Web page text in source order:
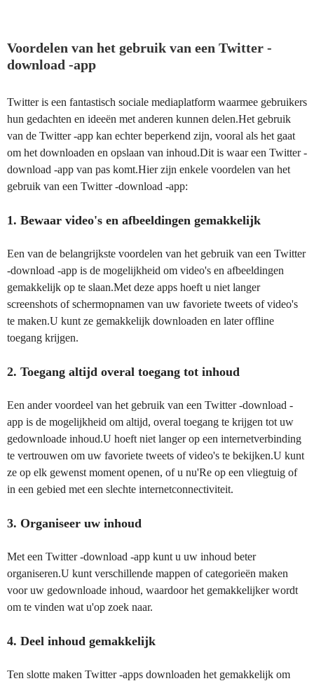
Voordelen van het gebruik van een Twitter -
download -app
Twitter is een fantastisch sociale mediaplatform waarmee gebruikers
hun gedachten en ideeën met anderen kunnen delen.Het gebruik
van de Twitter -app kan echter beperkend zijn, vooral als het gaat
om het downloaden en opslaan van inhoud.Dit is waar een Twitter -
download -app van pas komt.Hier zijn enkele voordelen van het
gebruik van een Twitter -download -app:
1. Bewaar video's en afbeeldingen gemakkelijk
Een van de belangrijkste voordelen van het gebruik van een Twitter
-download -app is de mogelijkheid om video's en afbeeldingen
gemakkelijk op te slaan.Met deze apps hoeft u niet langer
screenshots of schermopnamen van uw favoriete tweets of video's
te maken.U kunt ze gemakkelijk downloaden en later offline
toegang krijgen.
2. Toegang altijd overal toegang tot inhoud
Een ander voordeel van het gebruik van een Twitter -download -
app is de mogelijkheid om altijd, overal toegang te krijgen tot uw
gedownloade inhoud.U hoeft niet langer op een internetverbinding
te vertrouwen om uw favoriete tweets of video's te bekijken.U kunt
ze op elk gewenst moment openen, of u nu'Re op een vliegtuig of
in een gebied met een slechte internetconnectiviteit.
3. Organiseer uw inhoud
Met een Twitter -download -app kunt u uw inhoud beter
organiseren.U kunt verschillende mappen of categorieën maken
voor uw gedownloade inhoud, waardoor het gemakkelijker wordt
om te vinden wat u'op zoek naar.
4. Deel inhoud gemakkelijk
Ten slotte maken Twitter -apps downloaden het gemakkelijk om